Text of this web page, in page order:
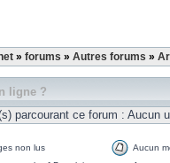
» forums » Autres forums »
ligne ?
parcourant ce forum : Aucun
non lus
Aucun